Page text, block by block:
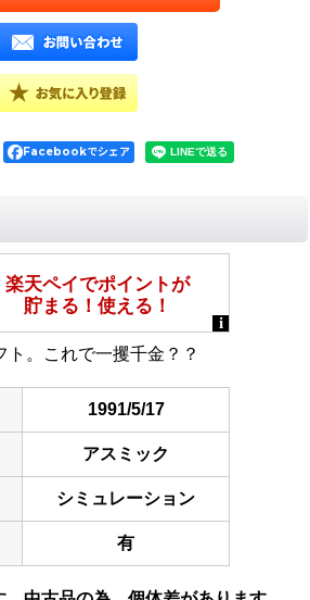
Facebookでシェア
。これで一攫千金？？
1991/5/17
アスミック
シミュレーション
有